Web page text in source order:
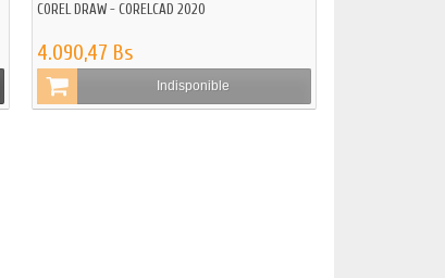
COREL DRAW - CORELCAD 2020
4.090,47 Bs
Indisponible